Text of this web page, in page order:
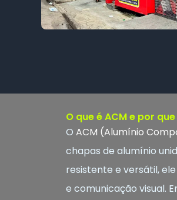
O que é ACM e por
O ACM (Alumínio
chapas de alumínio
resistente e versátil,
e comunicação visual.